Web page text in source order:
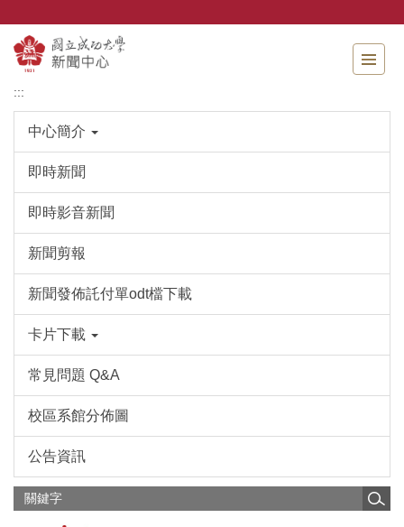
主
要
內
:::
中心簡介
即時新聞
即時影音新聞
新聞剪報
新聞發佈託付單odt檔下載
卡片下載
常見問題 Q&A
校區系館分佈圖
公告資訊